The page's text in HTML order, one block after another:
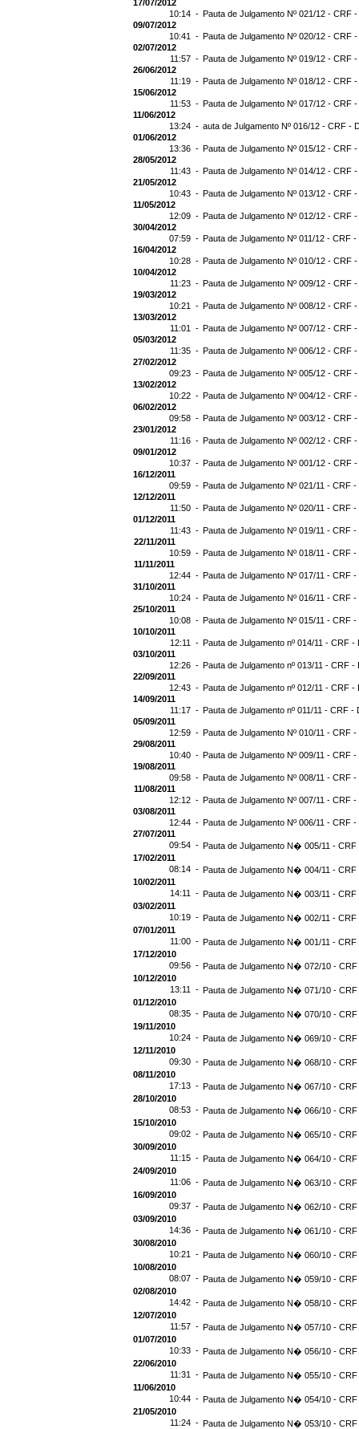
17/07/2012
10:14 - Pauta de Julgamento Nº 021/12 - CRF
09/07/2012
10:41 - Pauta de Julgamento Nº 020/12 - CRF
02/07/2012
11:57 - Pauta de Julgamento Nº 019/12 - CRF
26/06/2012
11:19 - Pauta de Julgamento Nº 018/12 - CRF
15/06/2012
11:53 - Pauta de Julgamento Nº 017/12 - CRF
11/06/2012
13:24 - auta de Julgamento Nº 016/12 - CRF -
01/06/2012
13:36 - Pauta de Julgamento Nº 015/12 - CRF
28/05/2012
11:43 - Pauta de Julgamento Nº 014/12 - CRF
21/05/2012
10:43 - Pauta de Julgamento Nº 013/12 - CRF
11/05/2012
12:09 - Pauta de Julgamento Nº 012/12 - CRF
30/04/2012
07:59 - Pauta de Julgamento Nº 011/12 - CRF
16/04/2012
10:28 - Pauta de Julgamento Nº 010/12 - CRF
10/04/2012
11:23 - Pauta de Julgamento Nº 009/12 - CRF
19/03/2012
10:21 - Pauta de Julgamento Nº 008/12 - CRF
13/03/2012
11:01 - Pauta de Julgamento Nº 007/12 - CRF
05/03/2012
11:35 - Pauta de Julgamento Nº 006/12 - CRF
27/02/2012
09:23 - Pauta de Julgamento Nº 005/12 - CRF
13/02/2012
10:22 - Pauta de Julgamento Nº 004/12 - CRF
06/02/2012
09:58 - Pauta de Julgamento Nº 003/12 - CRF
23/01/2012
11:16 - Pauta de Julgamento Nº 002/12 - CRF
09/01/2012
10:37 - Pauta de Julgamento Nº 001/12 - CRF
16/12/2011
09:59 - Pauta de Julgamento Nº 021/11 - CRF -
12/12/2011
11:50 - Pauta de Julgamento Nº 020/11 - CRF -
01/12/2011
11:43 - Pauta de Julgamento Nº 019/11 - CRF -
22/11/2011
10:59 - Pauta de Julgamento Nº 018/11 - CRF -
11/11/2011
12:44 - Pauta de Julgamento Nº 017/11 - CRF -
31/10/2011
10:24 - Pauta de Julgamento Nº 016/11 - CRF -
25/10/2011
10:08 - Pauta de Julgamento Nº 015/11 - CRF -
10/10/2011
12:11 - Pauta de Julgamento nº 014/11 - CRF -
03/10/2011
12:26 - Pauta de Julgamento nº 013/11 - CRF -
22/09/2011
12:43 - Pauta de Julgamento nº 012/11 - CRF -
14/09/2011
11:17 - Pauta de Julgamento nº 011/11 - CRF -
05/09/2011
12:59 - Pauta de Julgamento Nº 010/11 - CRF -
29/08/2011
10:40 - Pauta de Julgamento Nº 009/11 - CRF -
19/08/2011
09:58 - Pauta de Julgamento Nº 008/11 - CRF -
11/08/2011
12:12 - Pauta de Julgamento Nº 007/11 - CRF -
03/08/2011
12:44 - Pauta de Julgamento Nº 006/11 - CRF -
27/07/2011
09:54 - Pauta de Julgamento N� 005/11 - CRF
17/02/2011
08:14 - Pauta de Julgamento N� 004/11 - CRF
10/02/2011
14:11 - Pauta de Julgamento N� 003/11 - CRF
03/02/2011
10:19 - Pauta de Julgamento N� 002/11 - CRF
07/01/2011
11:00 - Pauta de Julgamento N� 001/11 - CRF
17/12/2010
09:56 - Pauta de Julgamento N� 072/10 - CRF
10/12/2010
13:11 - Pauta de Julgamento N� 071/10 - CRF
01/12/2010
08:35 - Pauta de Julgamento N� 070/10 - CRF
19/11/2010
10:24 - Pauta de Julgamento N� 069/10 - CRF
12/11/2010
09:30 - Pauta de Julgamento N� 068/10 - CRF
08/11/2010
17:13 - Pauta de Julgamento N� 067/10 - CRF
28/10/2010
08:53 - Pauta de Julgamento N� 066/10 - CRF
15/10/2010
09:02 - Pauta de Julgamento N� 065/10 - CRF
30/09/2010
11:15 - Pauta de Julgamento N� 064/10 - CRF
24/09/2010
11:06 - Pauta de Julgamento N� 063/10 - CRF
16/09/2010
09:37 - Pauta de Julgamento N� 062/10 - CRF
03/09/2010
14:36 - Pauta de Julgamento N� 061/10 - CRF
30/08/2010
10:21 - Pauta de Julgamento N� 060/10 - CRF
10/08/2010
08:07 - Pauta de Julgamento N� 059/10 - CRF
02/08/2010
14:42 - Pauta de Julgamento N� 058/10 - CRF
12/07/2010
11:57 - Pauta de Julgamento N� 057/10 - CRF
01/07/2010
10:33 - Pauta de Julgamento N� 056/10 - CRF
22/06/2010
11:31 - Pauta de Julgamento N� 055/10 - CRF
11/06/2010
10:44 - Pauta de Julgamento N� 054/10 - CRF
21/05/2010
11:24 - Pauta de Julgamento N� 053/10 - CRF